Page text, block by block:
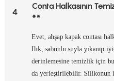
4
Conta Halkasının
**
Evet, ahşap kapak contası
Ilık, sabunlu suyla yıkanıp
derinlemesine temizlik için
da yerleştirilebilir. Silikonun